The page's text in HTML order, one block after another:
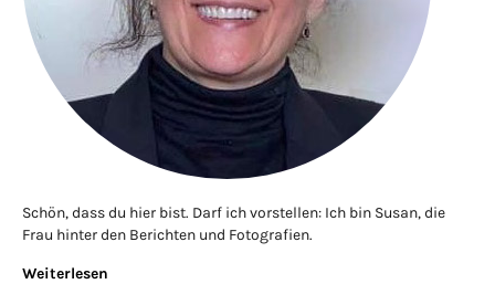
Schön, dass du hier bist. Darf ich vorstellen: Ich bin Susan, die
Frau hinter den Berichten und Fotografien.
Weiterlesen